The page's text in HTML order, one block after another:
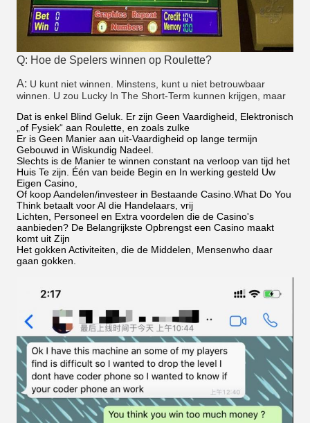
Q: Hoe de Spelers winnen op Roulette?
A: U kunt niet winnen. Minstens, kunt u niet betrouwbaar
winnen. U zou Lucky In The Short-Term kunnen krijgen, maar
Dat is enkel Blind Geluk. Er zijn Geen Vaardigheid, Elektronisch
„of Fysiek“ aan Roulette, en zoals zulke
Er is Geen Manier aan uit-Vaardigheid op lange termijn
Gebouwd in Wiskundig Nadeel.
Slechts is de Manier te winnen constant na verloop van tijd het
Huis Te zijn. Één van beide Begin en In werking gesteld Uw
Eigen Casino,
Of koop Aandelen/investeer in Bestaande Casino.What Do You
Think betaalt voor Al die Handelaars, vrij
Lichten, Personeel en Extra voordelen die de Casino's
aanbieden? De Belangrijkste Opbrengst een Casino maakt
komt uit Zijn
Het gokken Activiteiten, die de Middelen, Mensenwho daar
gaan gokken.